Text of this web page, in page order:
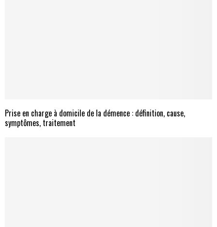
Prise en charge à domicile de la démence : définition, cause,
symptômes, traitement